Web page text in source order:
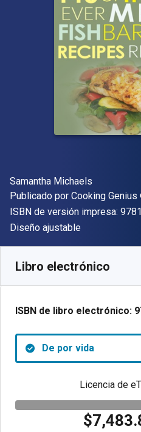
Autor(es)
Samantha Michaels
Editor
Publicado por Cooking Genius
ISBN de versión impresa:
Formato
Diseño ajustable
Libro electrónico
ISBN de libro electrónico:
De por vida
Licencia de